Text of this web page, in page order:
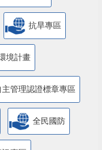
抗旱專區
境計畫
管理認證標章專區
全民國防